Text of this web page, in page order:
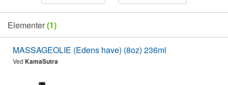
Elementer(1)
MASSAGEOLIE (Edens have) (8oz) 236ml
Ved KamaSutra